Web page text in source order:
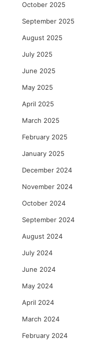
October 2025
September 2025
August 2025
July 2025
June 2025
May 2025
April 2025
March 2025
February 2025
January 2025
December 2024
November 2024
October 2024
September 2024
August 2024
July 2024
June 2024
May 2024
April 2024
March 2024
February 2024